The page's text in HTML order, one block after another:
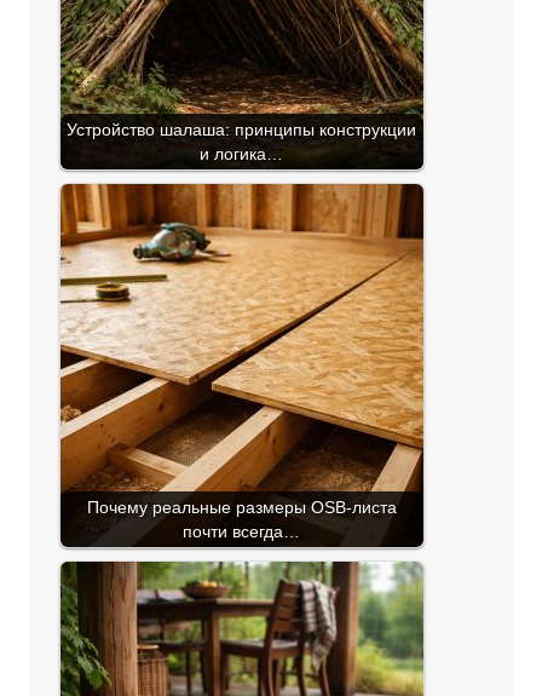
Устройство шалаша: принципы конструкции
и логика…
Почему реальные размеры OSB-листа
почти всегда…